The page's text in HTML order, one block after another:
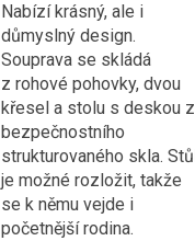
Nabízí krásný, ale i
důmyslný design.
Souprava se skládá
z rohové pohovky, dvou
křesel a stolu s deskou z
bezpečnostního
strukturovaného skla. Stůl
je možné rozložit, takže
se k němu vejde i
početnější rodina.